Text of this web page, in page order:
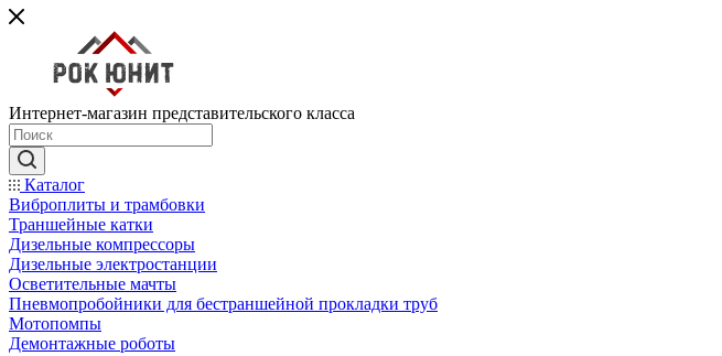
Интернет-магазин представительского класса
Каталог
Виброплиты и трамбовки
Траншейные катки
Дизельные компрессоры
Дизельные электростанции
Осветительные мачты
Пневмопробойники для бестраншейной прокладки труб
Мотопомпы
Демонтажные роботы